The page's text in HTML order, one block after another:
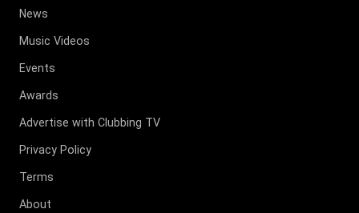
News
Music Videos
Events
Awards
Advertise with Clubbing TV
Privacy Policy
Terms
About